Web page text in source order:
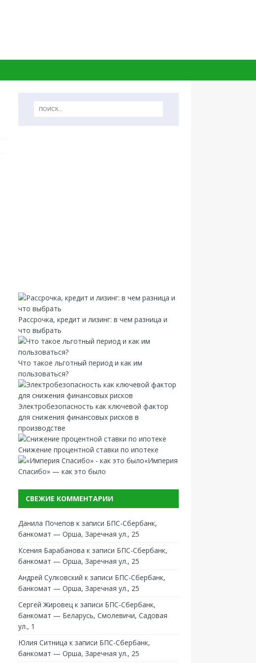
Рассрочка, кредит и лизинг: в чем разница и
что выбрать
Что такое льготный период и как им
пользоваться?
Электробезопасность как ключевой фактор
для снижения финансовых рисков в
производстве
Снижение процентной ставки по ипотеке
«Империя
Спасибо» — как это было
СВЕЖИЕ КОММЕНТАРИИ
Данила Почепов к записи БПС-Сбербанк,
банкомат — Орша, Заречная ул., 25
Ксения Барабанова к записи БПС-Сбербанк,
банкомат — Орша, Заречная ул., 25
Андрей Сулковский к записи БПС-Сбербанк,
банкомат — Орша, Заречная ул., 25
Сергей Жировец к записи БПС-Сбербанк,
банкомат — Беларусь, Смолевичи, Садовая
ул., 1
Юлия Ситница к записи БПС-Сбербанк,
банкомат — Орша, Заречная ул., 25